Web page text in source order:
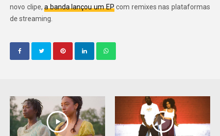
novo clipe,a banda lançou um EPcom remixes nas plataformas
de streaming.